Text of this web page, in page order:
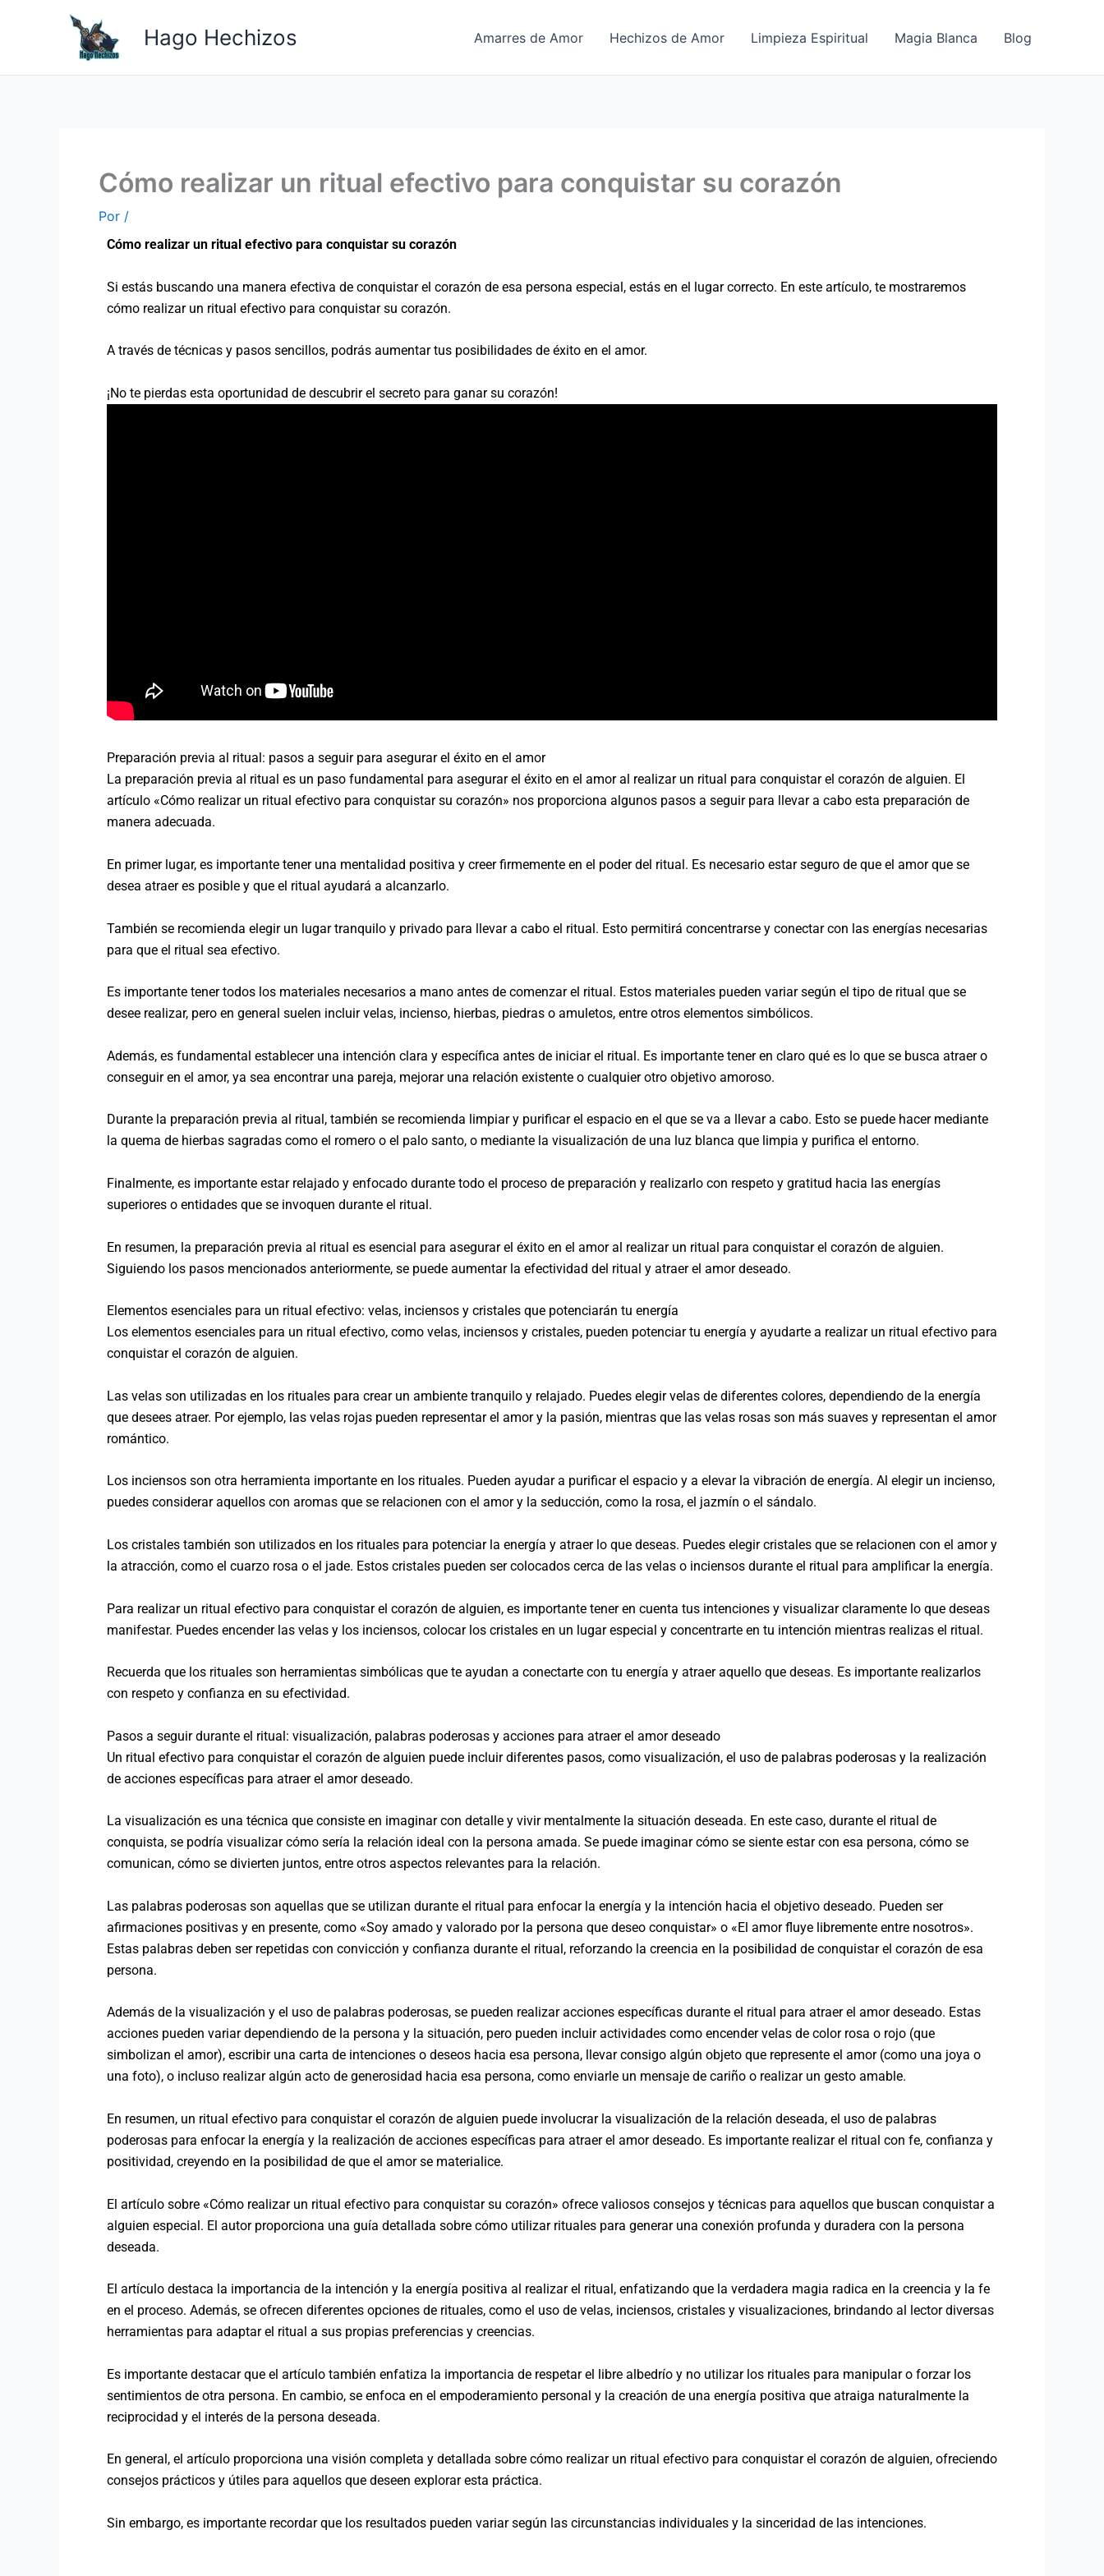
Hago Hechizos Amarres de Amor Hechizos de Amor Limpieza Espiritual Magia Blanca Blog
Cómo realizar un ritual efectivo para conquistar su corazón
Por /
Cómo realizar un ritual efectivo para conquistar su corazón
Si estás buscando una manera efectiva de conquistar el corazón de esa persona especial, estás en el lugar correcto. En este artículo, te mostraremos
cómo realizar un ritual efectivo para conquistar su corazón.
A través de técnicas y pasos sencillos, podrás aumentar tus posibilidades de éxito en el amor.
¡No te pierdas esta oportunidad de descubrir el secreto para ganar su corazón!
Preparación previa al ritual: pasos a seguir para asegurar el éxito en el amor
La preparación previa al ritual es un paso fundamental para asegurar el éxito en el amor al realizar un ritual para conquistar el corazón de alguien. El
artículo «Cómo realizar un ritual efectivo para conquistar su corazón» nos proporciona algunos pasos a seguir para llevar a cabo esta preparación de
manera adecuada.
En primer lugar, es importante tener una mentalidad positiva y creer firmemente en el poder del ritual. Es necesario estar seguro de que el amor que se
desea atraer es posible y que el ritual ayudará a alcanzarlo.
También se recomienda elegir un lugar tranquilo y privado para llevar a cabo el ritual. Esto permitirá concentrarse y conectar con las energías necesarias
para que el ritual sea efectivo.
Es importante tener todos los materiales necesarios a mano antes de comenzar el ritual. Estos materiales pueden variar según el tipo de ritual que se
desee realizar, pero en general suelen incluir velas, incienso, hierbas, piedras o amuletos, entre otros elementos simbólicos.
Además, es fundamental establecer una intención clara y específica antes de iniciar el ritual. Es importante tener en claro qué es lo que se busca atraer o
conseguir en el amor, ya sea encontrar una pareja, mejorar una relación existente o cualquier otro objetivo amoroso.
Durante la preparación previa al ritual, también se recomienda limpiar y purificar el espacio en el que se va a llevar a cabo. Esto se puede hacer mediante
la quema de hierbas sagradas como el romero o el palo santo, o mediante la visualización de una luz blanca que limpia y purifica el entorno.
Finalmente, es importante estar relajado y enfocado durante todo el proceso de preparación y realizarlo con respeto y gratitud hacia las energías
superiores o entidades que se invoquen durante el ritual.
En resumen, la preparación previa al ritual es esencial para asegurar el éxito en el amor al realizar un ritual para conquistar el corazón de alguien.
Siguiendo los pasos mencionados anteriormente, se puede aumentar la efectividad del ritual y atraer el amor deseado.
Elementos esenciales para un ritual efectivo: velas, inciensos y cristales que potenciarán tu energía
Los elementos esenciales para un ritual efectivo, como velas, inciensos y cristales, pueden potenciar tu energía y ayudarte a realizar un ritual efectivo para
conquistar el corazón de alguien.
Las velas son utilizadas en los rituales para crear un ambiente tranquilo y relajado. Puedes elegir velas de diferentes colores, dependiendo de la energía
que desees atraer. Por ejemplo, las velas rojas pueden representar el amor y la pasión, mientras que las velas rosas son más suaves y representan el amor
romántico.
Los inciensos son otra herramienta importante en los rituales. Pueden ayudar a purificar el espacio y a elevar la vibración de energía. Al elegir un incienso,
puedes considerar aquellos con aromas que se relacionen con el amor y la seducción, como la rosa, el jazmín o el sándalo.
Los cristales también son utilizados en los rituales para potenciar la energía y atraer lo que deseas. Puedes elegir cristales que se relacionen con el amor y
la atracción, como el cuarzo rosa o el jade. Estos cristales pueden ser colocados cerca de las velas o inciensos durante el ritual para amplificar la energía.
Para realizar un ritual efectivo para conquistar el corazón de alguien, es importante tener en cuenta tus intenciones y visualizar claramente lo que deseas
manifestar. Puedes encender las velas y los inciensos, colocar los cristales en un lugar especial y concentrarte en tu intención mientras realizas el ritual.
Recuerda que los rituales son herramientas simbólicas que te ayudan a conectarte con tu energía y atraer aquello que deseas. Es importante realizarlos
con respeto y confianza en su efectividad.
Pasos a seguir durante el ritual: visualización, palabras poderosas y acciones para atraer el amor deseado
Un ritual efectivo para conquistar el corazón de alguien puede incluir diferentes pasos, como visualización, el uso de palabras poderosas y la realización
de acciones específicas para atraer el amor deseado.
La visualización es una técnica que consiste en imaginar con detalle y vivir mentalmente la situación deseada. En este caso, durante el ritual de
conquista, se podría visualizar cómo sería la relación ideal con la persona amada. Se puede imaginar cómo se siente estar con esa persona, cómo se
comunican, cómo se divierten juntos, entre otros aspectos relevantes para la relación.
Las palabras poderosas son aquellas que se utilizan durante el ritual para enfocar la energía y la intención hacia el objetivo deseado. Pueden ser
afirmaciones positivas y en presente, como «Soy amado y valorado por la persona que deseo conquistar» o «El amor fluye libremente entre nosotros».
Estas palabras deben ser repetidas con convicción y confianza durante el ritual, reforzando la creencia en la posibilidad de conquistar el corazón de esa
persona.
Además de la visualización y el uso de palabras poderosas, se pueden realizar acciones específicas durante el ritual para atraer el amor deseado. Estas
acciones pueden variar dependiendo de la persona y la situación, pero pueden incluir actividades como encender velas de color rosa o rojo (que
simbolizan el amor), escribir una carta de intenciones o deseos hacia esa persona, llevar consigo algún objeto que represente el amor (como una joya o
una foto), o incluso realizar algún acto de generosidad hacia esa persona, como enviarle un mensaje de cariño o realizar un gesto amable.
En resumen, un ritual efectivo para conquistar el corazón de alguien puede involucrar la visualización de la relación deseada, el uso de palabras
poderosas para enfocar la energía y la realización de acciones específicas para atraer el amor deseado. Es importante realizar el ritual con fe, confianza y
positividad, creyendo en la posibilidad de que el amor se materialice.
El artículo sobre «Cómo realizar un ritual efectivo para conquistar su corazón» ofrece valiosos consejos y técnicas para aquellos que buscan conquistar a
alguien especial. El autor proporciona una guía detallada sobre cómo utilizar rituales para generar una conexión profunda y duradera con la persona
deseada.
El artículo destaca la importancia de la intención y la energía positiva al realizar el ritual, enfatizando que la verdadera magia radica en la creencia y la fe
en el proceso. Además, se ofrecen diferentes opciones de rituales, como el uso de velas, inciensos, cristales y visualizaciones, brindando al lector diversas
herramientas para adaptar el ritual a sus propias preferencias y creencias.
Es importante destacar que el artículo también enfatiza la importancia de respetar el libre albedrío y no utilizar los rituales para manipular o forzar los
sentimientos de otra persona. En cambio, se enfoca en el empoderamiento personal y la creación de una energía positiva que atraiga naturalmente la
reciprocidad y el interés de la persona deseada.
En general, el artículo proporciona una visión completa y detallada sobre cómo realizar un ritual efectivo para conquistar el corazón de alguien, ofreciendo
consejos prácticos y útiles para aquellos que deseen explorar esta práctica.
Sin embargo, es importante recordar que los resultados pueden variar según las circunstancias individuales y la sinceridad de las intenciones.